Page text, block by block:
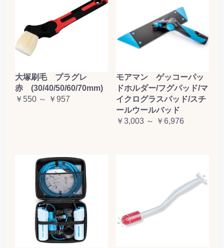
大塚刷毛 プラグレ
赤 (30/40/50/60/70mm)
￥550 ～ ￥957
モアマン ゲッコーパッ
ドホルダー/フグパッド/マ
イクログラスパッド/スチ
ールウールバッド
￥3,003 ～ ￥6,976